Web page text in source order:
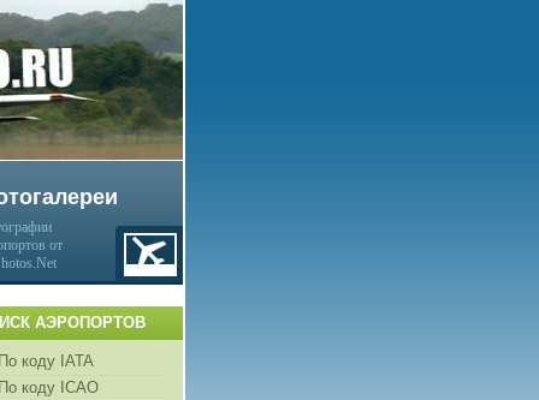
от
АЭРОПОРТОВ
По коду IATA
По коду ICAO